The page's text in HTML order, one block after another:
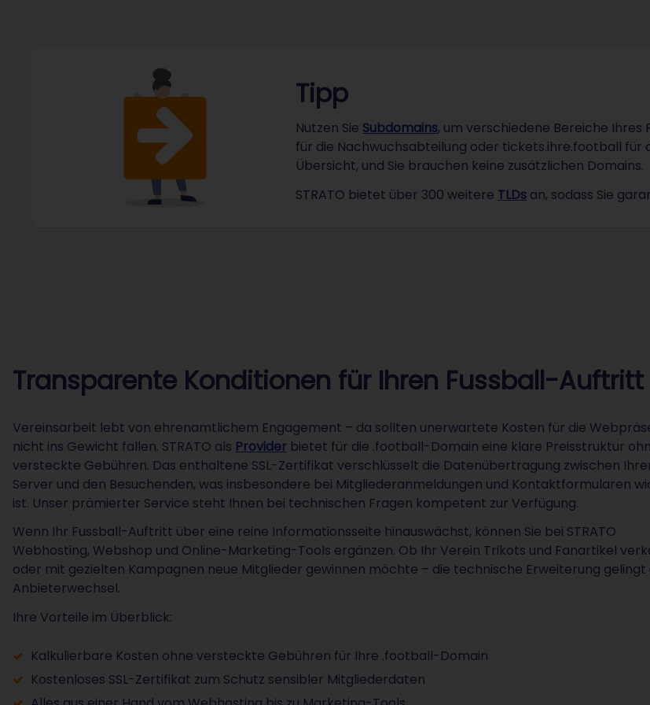
Tipp
Nutzen Sie Subdomains, um verschiedene Bereiche
für die Nachwuchsabteilung oder tickets.ihre.football für
Übersicht, und Sie brauchen keine zusätzlichen Domains.
STRATO bietet über 300 weitere TLDs an, sodass Sie
Transparente Konditionen für Ihren Fussball-Auftritt
Vereinsarbeit lebt von ehrenamtlichem Engagement – da sollten unerwartete Kosten für die
nicht ins Gewicht fallen. STRATO als Provider bietet für die .football-Domain eine klare Preisstruktur
versteckte Gebühren. Das enthaltene SSL-Zertifikat verschlüsselt die Datenübertragung zwischen
Server und den Besuchenden, was insbesondere bei Mitgliederanmeldungen und Kontaktformularen
ist. Unser prämierter Service steht Ihnen bei technischen Fragen kompetent zur Verfügung.
Wenn Ihr Fussball-Auftritt über eine reine Informationsseite hinauswächst, können Sie bei STRATO
Webhosting, Webshop und Online-Marketing-Tools ergänzen. Ob Ihr Verein Trikots und Fanartikel
oder mit gezielten Kampagnen neue Mitglieder gewinnen möchte – die technische Erweiterung gelingt
Anbieterwechsel.
Ihre Vorteile im Überblick:
Kalkulierbare Kosten ohne versteckte Gebühren für Ihre .football-Domain
Kostenloses SSL-Zertifikat zum Schutz sensibler Mitgliederdaten